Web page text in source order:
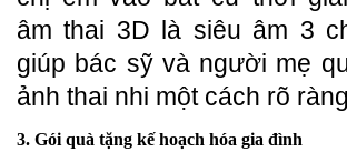
âm thai 3D là siêu âm 3
giúp bác sỹ và người mẹ
ảnh thai nhi một cách rõ
3. Gói quà tặng kế hoạch hóa gia đình